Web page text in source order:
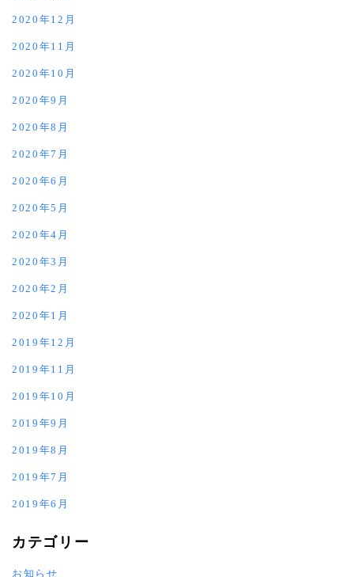
2020年12月
2020年11月
2020年10月
2020年9月
2020年8月
2020年7月
2020年6月
2020年5月
2020年4月
2020年3月
2020年2月
2020年1月
2019年12月
2019年11月
2019年10月
2019年9月
2019年8月
2019年7月
2019年6月
カテゴリー
お知らせ